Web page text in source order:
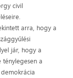
civil
arra, hogy a
jár, hogy a
ténylegesen a